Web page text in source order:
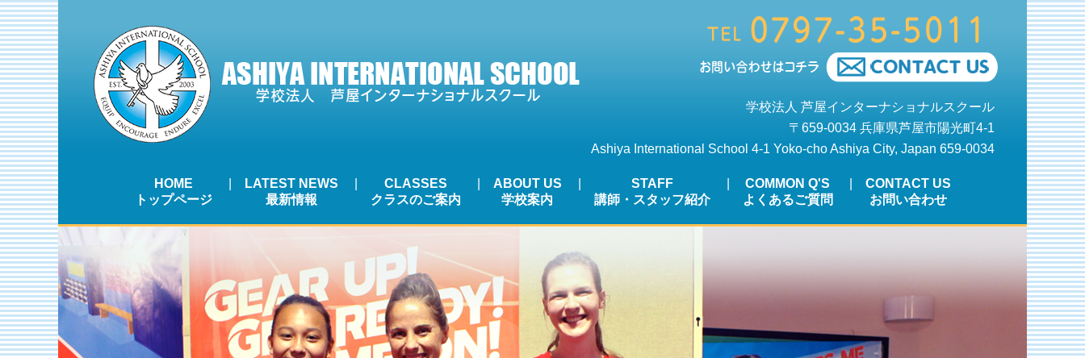
学校法人 芦屋インターナショナルスクール
〒659-0034 兵庫県芦屋市陽光町4-1
Ashiya International School 4-1 Yoko-cho Ashiya City, Japan 659-0034
HOME
トップページ
LATEST NEWS
最新情報
CLASSES
クラスのご案内
ABOUT US
学校案内
STAFF
講師・スタッフ紹介
COMMON Q'S
よくあるご質問
CONTACT US
お問い合わせ